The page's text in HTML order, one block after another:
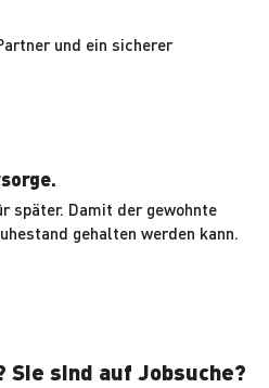
und ein sicherer
später. Damit der gewohnte
gehalten werden kann.
sind auf Jobsuche?